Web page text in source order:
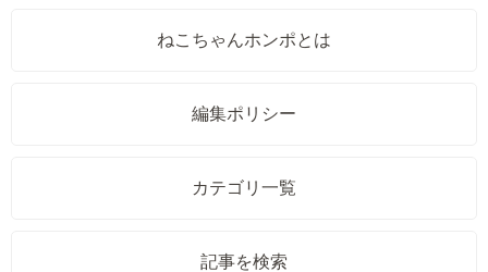
ねこちゃんホンポとは
編集ポリシー
カテゴリ一覧
記事を検索